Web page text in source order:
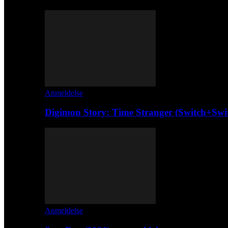
Anmeldelse
Digimon Story: Time Stranger
Anmeldelse